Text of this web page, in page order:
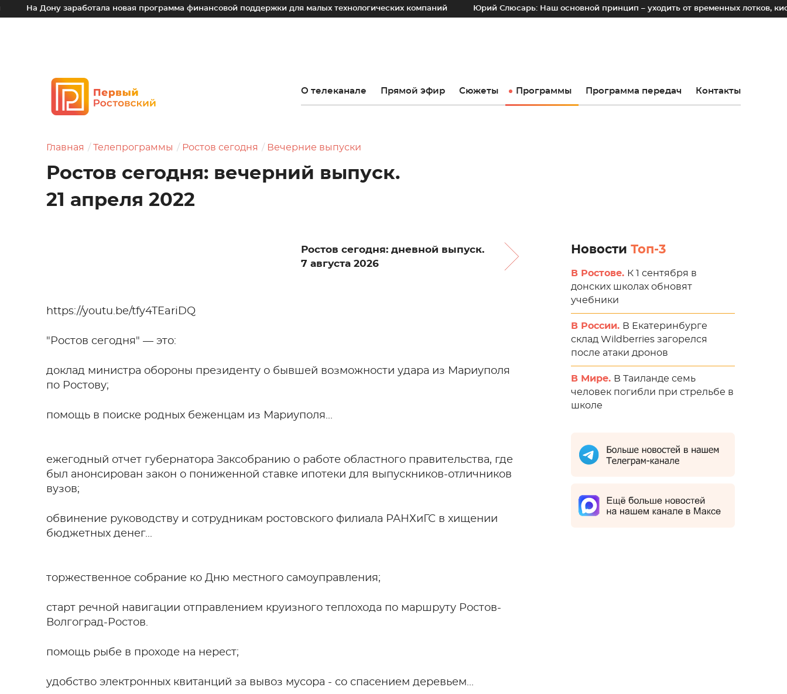
заработала новая программа финансовой поддержки для малых технологических компаний Юрий Слюсарь: Наш основной принцип – уходить от временных лотков, киосков и
О телеканале Прямой эфир Сюжеты Программы Программа передач Контакты
Главная Телепрограммы Ростов сегодня Вечерние выпуски
Ростов сегодня: вечерний выпуск.
21 апреля 2022
Ростов сегодня: дневной выпуск.
7 августа 2026
https://youtu.be/tfy4TEariDQ
"Ростов сегодня" — это:
доклад министра обороны президенту о бывшей возможности удара из Мариуполя
по Ростову;
помощь в поиске родных беженцам из Мариуполя...
ежегодный отчет губернатора Заксобранию о работе областного правительства, где
был анонсирован закон о пониженной ставке ипотеки для выпускников-отличников
вузов;
обвинение руководству и сотрудникам ростовского филиала РАНХиГС в хищении
бюджетных денег...
торжественное собрание ко Дню местного самоуправления;
старт речной навигации отправлением круизного теплохода по маршруту Ростов-
Волгоград-Ростов.
помощь рыбе в проходе на нерест;
удобство электронных квитанций за вывоз мусора - со спасением деревьем...
Новости Топ-3
В Ростове. К 1 сентября в
донских школах обновят
учебники
В России. В Екатеринбурге
склад Wildberries загорелся
после атаки дронов
В Мире. В Таиланде семь
человек погибли при стрельбе в
школе